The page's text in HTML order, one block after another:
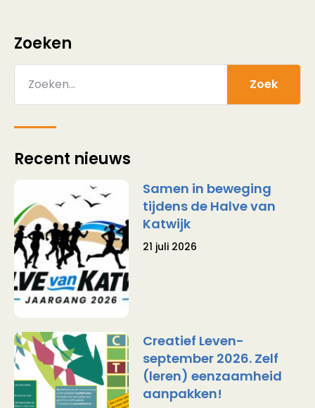
Zoeken
Zoek
Recent nieuws
Samen in beweging
tijdens de Halve van
Katwijk
21 juli 2026
Creatief Leven-
september 2026. Zelf
(leren) eenzaamheid
aanpakken!